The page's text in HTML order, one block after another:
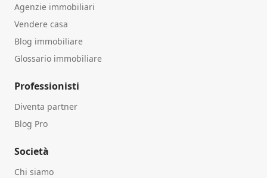
Agenzie immobiliari
Vendere casa
Blog immobiliare
Glossario immobiliare
Professionisti
Diventa partner
Blog Pro
Società
Chi siamo